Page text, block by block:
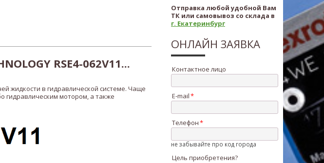
RSE4-062V11...
жидкости в гидравлической системе. Чаще
гидравлическим мотором, а также
Отправка любой удобной Вам
ТК или самовывоз со склада в
г. Екатеринбург
ОНЛАЙН ЗАЯВКА
Контактное лицо
E-mail
Телефон
не забывайте про код города
Цель приобретения?